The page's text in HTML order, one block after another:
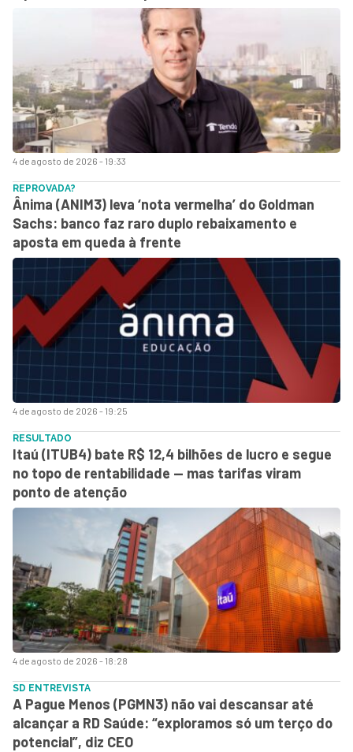
4 de agosto de 2026 - 19:33
4 de agosto de 2026 - 19:25
REPROVADA?
Ânima (ANIM3) leva ‘nota vermelha’ do Goldman
Sachs: banco faz raro duplo rebaixamento e
aposta em queda à frente
4 de agosto de 2026 - 18:28
RESULTADO
Itaú (ITUB4) bate R$ 12,4 bilhões de lucro e segue
no topo de rentabilidade — mas tarifas viram
ponto de atenção
SD ENTREVISTA
A Pague Menos (PGMN3) não vai descansar até
alcançar a RD Saúde: “exploramos só um terço do
potencial”, diz CEO